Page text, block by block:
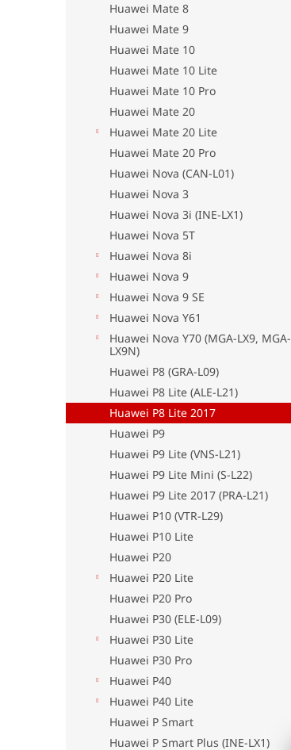
Huawei Mate 8
Huawei Mate 9
Huawei Mate 10
Huawei Mate 10 Lite
Huawei Mate 10 Pro
Huawei Mate 20
Huawei Mate 20 Lite
Huawei Mate 20 Pro
Huawei Nova (CAN-L01)
Huawei Nova 3
Huawei Nova 3i (INE-LX1)
Huawei Nova 5T
Huawei Nova 8i
Huawei Nova 9
Huawei Nova 9 SE
Huawei Nova Y61
Huawei Nova Y70 (MGA-LX9, MGA-
LX9N)
Huawei P8 (GRA-L09)
Huawei P8 Lite (ALE-L21)
Huawei P8 Lite 2017
Huawei P9
Huawei P9 Lite (VNS-L21)
Huawei P9 Lite Mini (S-L22)
Huawei P9 Lite 2017 (PRA-L21)
Huawei P10 (VTR-L29)
Huawei P10 Lite
Huawei P20
Huawei P20 Lite
Huawei P20 Pro
Huawei P30 (ELE-L09)
Huawei P30 Lite
Huawei P30 Pro
Huawei P40
Huawei P40 Lite
Huawei P Smart
Huawei P Smart Plus (INE-LX1)